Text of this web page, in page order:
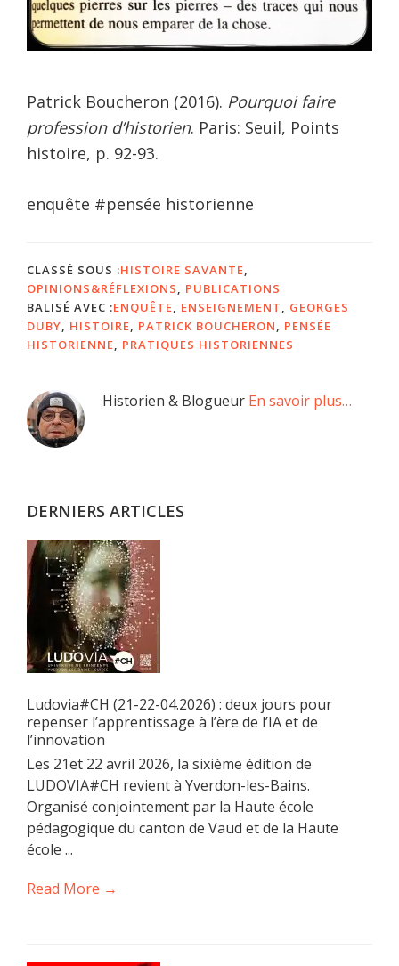
Patrick Boucheron (2016). Pourquoi faire
profession d’historien. Paris: Seuil, Points
histoire, p. 92-93.
enquête #pensée historienne
CLASSÉ SOUS :HISTOIRE SAVANTE,
OPINIONS&RÉFLEXIONS, PUBLICATIONS
BALISÉ AVEC :ENQUÊTE, ENSEIGNEMENT, GEORGES
DUBY, HISTOIRE, PATRICK BOUCHERON, PENSÉE
HISTORIENNE, PRATIQUES HISTORIENNES
Barre
latérale
Historien & Blogueur En savoir plus…
DERNIERS ARTICLES
Ludovia#CH (21-22-04.2026) : deux jours pour
repenser l’apprentissage à l’ère de l’IA et de
l’innovation
Les 21et 22 avril 2026, la sixième édition de
LUDOVIA#CH revient à Yverdon-les-Bains.
Organisé conjointement par la Haute école
pédagogique du canton de Vaud et de la Haute
école ...
Read More →